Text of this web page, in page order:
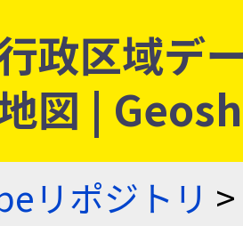
政区域デ
図 |
リポジトリ >